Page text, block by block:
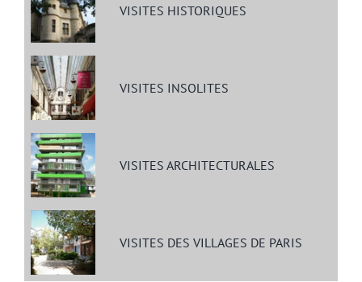
VISITES HISTORIQUES
VISITES INSOLITES
VISITES ARCHITECTURALES
VISITES DES VILLAGES DE PARIS